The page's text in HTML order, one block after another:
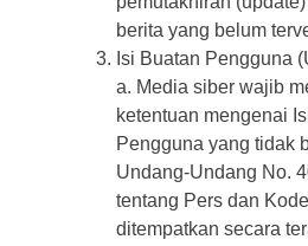
berita yang belum
Isi Buatan Pengguna
a. Media siber wajib
ketentuan mengenai
Pengguna yang tidak
Undang-Undang No.
tentang Pers dan
ditempatkan secara